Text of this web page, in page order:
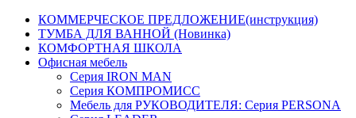
КОММЕРЧЕСКОЕ ПРЕДЛОЖЕНИЕ(инструкция)
ТУМБА ДЛЯ ВАННОЙ (Новинка)
КОМФОРТНАЯ ШКОЛА
Офисная мебель
Серия IRON MAN
Серия КОМПРОМИСС
Мебель для РУКОВОДИТЕЛЯ: Серия PERSONA